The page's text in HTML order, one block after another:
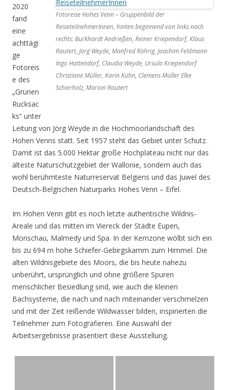
Fotoreise Hohes Venn – Gruppenbild der
ReiseteilnehmerInnen, hinten beginnend von links nach
rechts: Burkhardt Andrießen, Reiner Kriependorf, Klaus
Rautert, Jörg Weyde, Manfred Röhrig, Joachim Feldmann
Ingo Hattendorf, Claudia Weyde, Ursula Kriependorf
Christiane Müller, Karin Kühn, Clemens Müller Elke
Schierholz, Marion Rautert
2020
fand
eine
achttägi
ge
Fotoreis
e des
„Grünen
Rucksac
ks“ unter
Leitung von Jörg Weyde in die Hochmoorlandschaft des
Hohen Venns statt. Seit 1957 steht das Gebiet unter Schutz.
Damit ist das 5.000 Hektar große Hochplateau nicht nur das
älteste Naturschutzgebiet der Wallonie, sondern auch das
wohl berühmteste Naturreservat Belgiens und das Juwel des
Deutsch-Belgischen Naturparks Hohes Venn – Eifel.
Im Hohen Venn gibt es noch letzte authentische Wildnis-
Areale und das mitten im Viereck der Städte Eupen,
Monschau, Malmedy und Spa. In der Kernzone wölbt sich ein
bis zu 694 m hohe Schiefer-Gebirgskamm zum Himmel. Die
alten Wildnisgebiete des Moors, die bis heute nahezu
unberührt, ursprünglich und ohne größere Spuren
menschlicher Besiedlung sind, wie auch die kleinen
Bachsysteme, die nach und nach miteinander verschmelzen
und mit der Zeit reißende Wildwasser bilden, inspirierten die
Teilnehmer zum Fotografieren. Eine Auswahl der
Arbeitsergebnisse präsentiert diese Ausstellung.